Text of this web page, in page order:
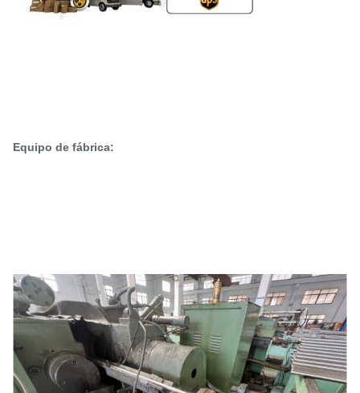
Equipo de fábrica: